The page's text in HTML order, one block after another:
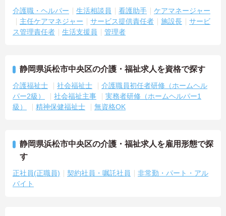
・年次を問わずリーダーや主任などのマネジメント職へ昇格する事
例も多数あり、腰を据えて長期的なキャリア形成が可能です
介護職・ヘルパー 生活相談員 看護助手
ケアマネージャー
主任ケアマネジャー
サービス提供責任者 施設長
サービ
ス管理責任者
生活支援員 管理者
静岡県浜松市中央区の介護・福祉求人を資格で探す
介護福祉士 社会福祉士
介護職員初任者研修（ホームヘル
パー2級）
社会福祉主事
実務者研修（ホームヘルパー1
級）
精神保健福祉士 無資格OK
静岡県浜松市中央区の介護・福祉求人を雇用形態で探
す
正社員(正職員) 契約社員・嘱託社員
非常勤・パート・アル
バイト